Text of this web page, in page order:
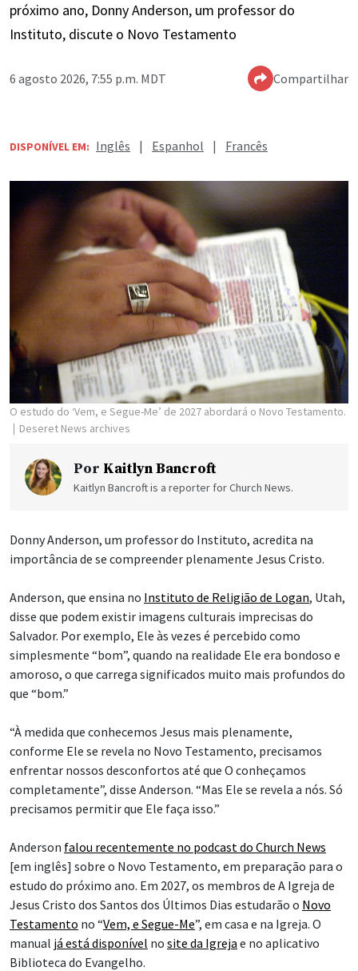
próximo ano, Donny Anderson, um professor do
Instituto, discute o Novo Testamento
6 agosto 2026, 7:55 p.m. MDT Compartilhar
DISPONÍVEL EM: Inglês | Espanhol | Francês
O estudo do ‘Vem, e Segue-Me’ de 2027 abordará o Novo Testamento.
Deseret News archives
Por Kaitlyn Bancroft
Kaitlyn Bancroft is a reporter for Church News.
Donny Anderson, um professor do Instituto, acredita na
importância de se compreender plenamente Jesus Cristo.
Anderson, que ensina no Instituto de Religião de Logan, Utah,
disse que podem existir imagens culturais imprecisas do
Salvador. Por exemplo, Ele às vezes é percebido como
simplesmente “bom”, quando na realidade Ele era bondoso e
amoroso, o que carrega significados muito mais profundos do
que “bom.”
“À medida que conhecemos Jesus mais plenamente,
conforme Ele se revela no Novo Testamento, precisamos
enfrentar nossos desconfortos até que O conheçamos
completamente”, disse Anderson. “Mas Ele se revela a nós. Só
precisamos permitir que Ele faça isso.”
Anderson falou recentemente no podcast do Church News
[em inglês] sobre o Novo Testamento, em preparação para o
estudo do próximo ano. Em 2027, os membros de A Igreja de
Jesus Cristo dos Santos dos Últimos Dias estudarão o Novo
Testamento no “Vem, e Segue-Me”, em casa e na Igreja. O
manual já está disponível no site da Igreja e no aplicativo
Biblioteca do Evangelho.